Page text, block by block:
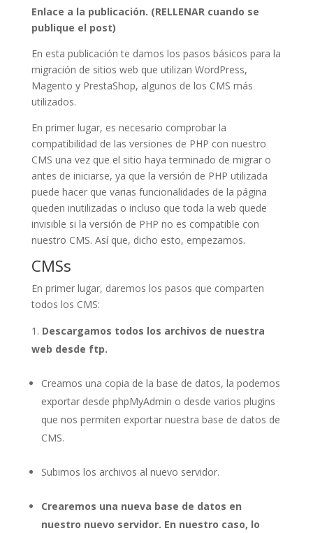
Enlace a la publicación. (RELLENAR cuando se
publique el post)
En esta publicación te damos los pasos básicos para la
migración de sitios web que utilizan WordPress,
Magento y PrestaShop, algunos de los CMS más
utilizados.
En primer lugar, es necesario comprobar la
compatibilidad de las versiones de PHP con nuestro
CMS una vez que el sitio haya terminado de migrar o
antes de iniciarse, ya que la versión de PHP utilizada
puede hacer que varias funcionalidades de la página
queden inutilizadas o incluso que toda la web quede
invisible si la versión de PHP no es compatible con
nuestro CMS. Así que, dicho esto, empezamos.
CMSs
En primer lugar, daremos los pasos que comparten
todos los CMS:
Descargamos todos los archivos de nuestra
web desde ftp.
Creamos una copia de la base de datos, la podemos
exportar desde phpMyAdmin o desde varios plugins
que nos permiten exportar nuestra base de datos de
CMS.
Subimos los archivos al nuevo servidor.
Crearemos una nueva base de datos en
nuestro nuevo servidor. En nuestro caso, lo